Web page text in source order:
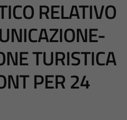
RELATIVO
TURISTICA
PER 24